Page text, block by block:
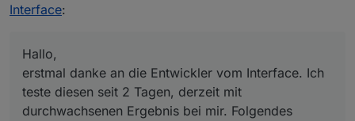
ablöse, machnmal muss aber auch der host
neugestartet werden. Ein Neustart der KLF
200 bringt keine Verbesserung.
Interface:
Hallo,
erstmal danke an die Entwickler vom Interface. Ich
teste diesen seit 2 Tagen, derzeit mit
durchwachsenen Ergebnis bei mir. Folgendes